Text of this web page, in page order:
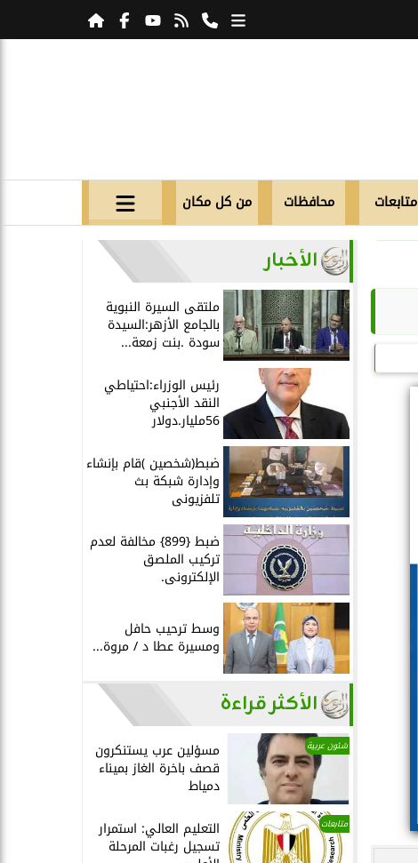
متابعات محافظات من كل مكان
الأخبار
ملتقى السيرة النبوية
بالجامع الأزهر:السيدة
سودة .بنت زمعة...
رئيس الوزراء:احتياطي
النقد الأجنبي
56مليار.دولار
ضبط(شخصين )قام بإنشاء
وإدارة شبكة بث
تلفزيونى
ضبط {899} مخالفة لعدم
تركيب الملصق
الإلكترونى.
وسط ترحيب حافل
ومسيرة عطا د / مروة...
الأكثر قراءة
شئون عربية مسؤلين عرب يستنكرون
قصف باخرة الغاز بميناء
دمياط
متابعات التعليم العالي: استمرار
تسجيل رغبات المرحلة